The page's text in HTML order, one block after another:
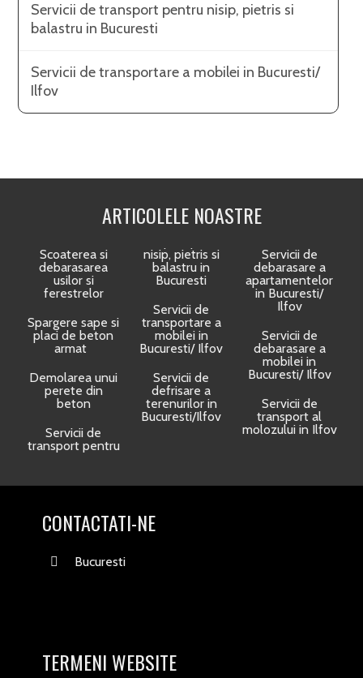
Servicii de transport pentru nisip, pietris si
balastru in Bucuresti
Servicii de transportare a mobilei in Bucuresti/
Ilfov
ARTICOLELE NOASTRE
Scoaterea si
debarasarea
usilor si
ferestrelor
Spargere sape si
placi de beton
armat
Demolarea unui
perete din
beton
Servicii de
transport pentru
nisip, pietris si
balastru in
Bucuresti
Servicii de
transportare a
mobilei in
Bucuresti/ Ilfov
Servicii de
defrisare a
terenurilor in
Bucuresti/Ilfov
Servicii de
debarasare a
apartamentelor
in Bucuresti/
Ilfov
Servicii de
debarasare a
mobilei in
Bucuresti/ Ilfov
Servicii de
transport al
molozului in Ilfov
CONTACTATI-NE
Bucuresti
TERMENI WEBSITE